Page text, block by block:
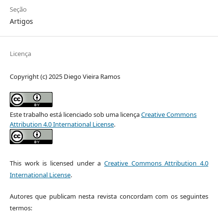
Seção
Artigos
Licença
Copyright (c) 2025 Diego Vieira Ramos
Este trabalho está licenciado sob uma licençaCreative Commons
Attribution 4.0 International License.
This work is licensed under aCreative Commons Attribution 4.0
International License.
Autores que publicam nesta revista concordam com os seguintes
termos: